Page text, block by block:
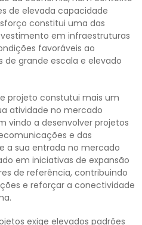
de elevada capacidade
constitui uma das
em infraestruturas
favoráveis ao
grande escala e elevado
projeto constutui mais um
atividade no mercado
vindo a desenvolver projetos
e das
a sua entrada no mercado
em iniciativas de expansão
de referência, contribuindo
e reforçar a conectividade
exige elevados padrões